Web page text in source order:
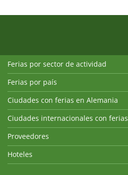
Ferias por sector de actividad
Ferias por país
Ciudades con ferias en Alemania
Ciudades internacionales con ferias
Proveedores
Hoteles